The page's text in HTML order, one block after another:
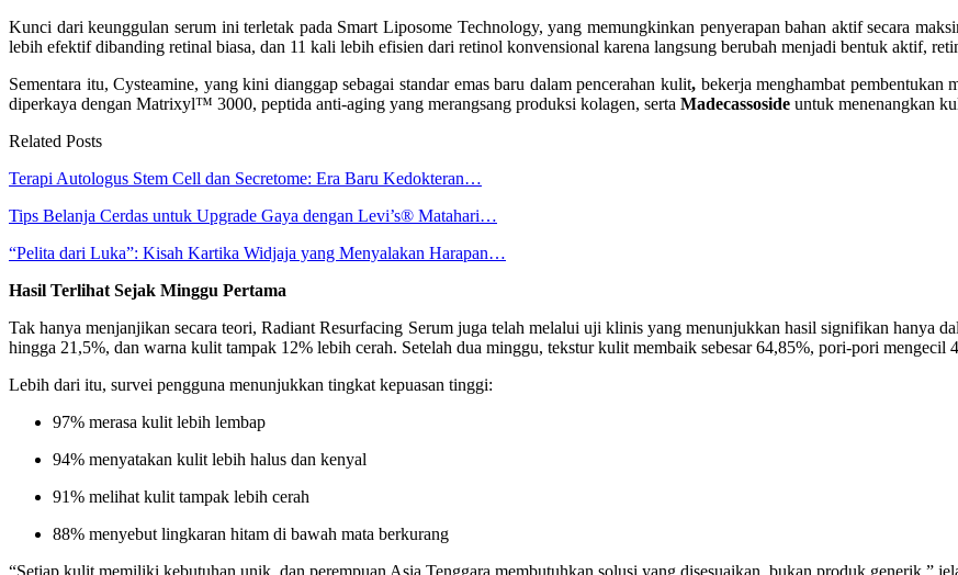
Kunci dari keunggulan serum ini terletak pada Smart Liposome Technology, yang memungkinkan penyerapan bahan aktif secara
lebih efektif dibanding retinal biasa, dan 11 kali lebih efisien dari retinol konvensional karena langsung berubah menjadi bentuk aktif,
Sementara itu, Cysteamine, yang kini dianggap sebagai standar emas baru dalam pencerahan kulit,bekerja menghambat pembentukan
diperkaya dengan Matrixyl™ 3000, peptida anti-aging yang merangsang produksi kolagen, serta Madecassoside untuk menenangkan
Related Posts
Terapi Autologus Stem Cell dan Secretome: Era Baru Kedokteran…
Tips Belanja Cerdas untuk Upgrade Gaya dengan Levi’s® Matahari…
“Pelita dari Luka”: Kisah Kartika Widjaja yang Menyalakan Harapan…
Hasil Terlihat Sejak Minggu Pertama
Tak hanya menjanjikan secara teori, Radiant Resurfacing Serum juga telah melalui uji klinis yang menunjukkan hasil signifikan hanya
hingga 21,5%, dan warna kulit tampak 12% lebih cerah. Setelah dua minggu, tekstur kulit membaik sebesar 64,85%, pori-pori mengecil
Lebih dari itu, survei pengguna menunjukkan tingkat kepuasan tinggi:
97% merasa kulit lebih lembap
94% menyatakan kulit lebih halus dan kenyal
91% melihat kulit tampak lebih cerah
88% menyebut lingkaran hitam di bawah mata berkurang
“Setiap kulit memiliki kebutuhan unik, dan perempuan Asia Tenggara membutuhkan solusi yang disesuaikan, bukan produk generik,”